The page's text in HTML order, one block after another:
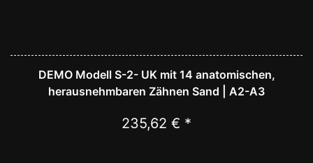
DEMO Modell S-2- UK mit 14 anatomischen,
herausnehmbaren Zähnen Sand | A2-A3
235,62 € *